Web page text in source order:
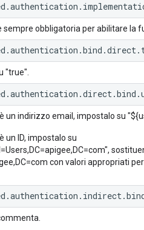
sempre obbligatoria per abilitare la
"true".
un indirizzo email, impostalo su
un ID, impostalo su
con valori appropriati